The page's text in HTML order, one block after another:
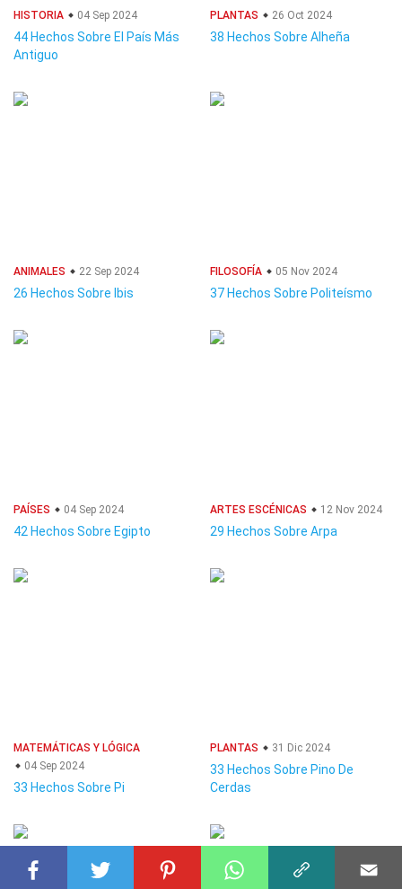
HISTORIA 04 Sep 2024
44 Hechos Sobre El País Más
Antiguo
PLANTAS 26 Oct 2024
38 Hechos Sobre Alheña
ANIMALES 22 Sep 2024
26 Hechos Sobre Ibis
FILOSOFÍA 05 Nov 2024
37 Hechos Sobre Politeísmo
PAÍSES 04 Sep 2024
42 Hechos Sobre Egipto
ARTES ESCÉNICAS 12 Nov 2024
29 Hechos Sobre Arpa
MATEMÁTICAS Y LÓGICA
04 Sep 2024
33 Hechos Sobre Pi
PLANTAS 31 Dic 2024
33 Hechos Sobre Pino De
Cerdas